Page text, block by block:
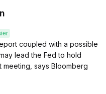
coupled with a possible
lead the Fed to hold
says Bloomberg